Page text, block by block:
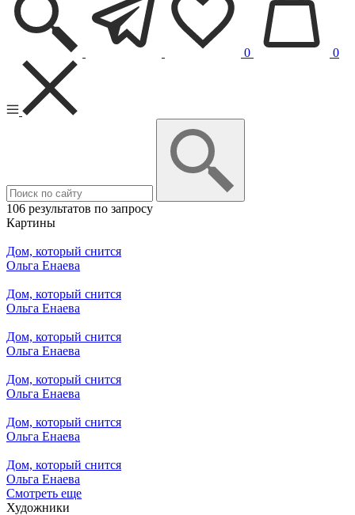
0 0
106 результатов по запросу
Картины
Дом, который снится
Ольга Енаева
Дом, который снится
Ольга Енаева
Дом, который снится
Ольга Енаева
Дом, который снится
Ольга Енаева
Дом, который снится
Ольга Енаева
Дом, который снится
Ольга Енаева
Смотреть еще
Художники